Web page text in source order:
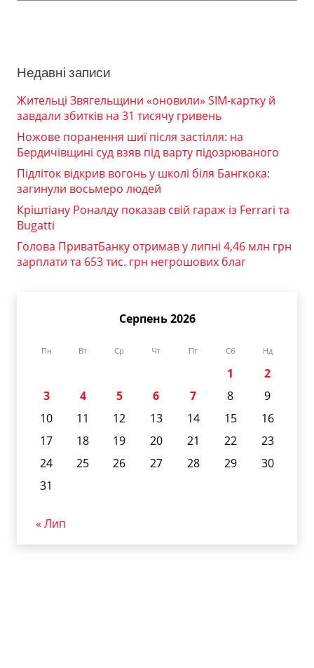
Недавні записи
Жительці Звягельщини «оновили» SIM-картку й
завдали збитків на 31 тисячу гривень
Ножове поранення шиї після застілля: на
Бердичівщині суд взяв під варту підозрюваного
Підліток відкрив вогонь у школі біля Бангкока:
загинули восьмеро людей
Кріштіану Роналду показав свій гараж із Ferrari та
Bugatti
Голова ПриватБанку отримав у липні 4,46 млн грн
зарплати та 653 тис. грн негрошових благ
Серпень 2026
Пн Вт Ср Чт Пт Сб Нд
1
2
3
4 5 6 7 8
9
10
11 12 13 14 15
16
17
18 19 20 21 22
23
24
25 26 27 28 29
30
31
« Лип